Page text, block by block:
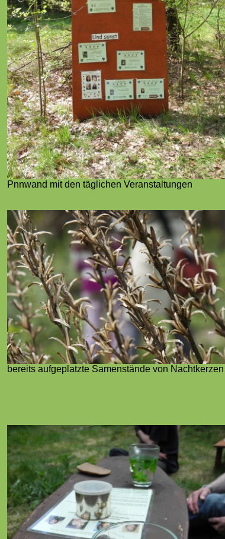
Pnnwand mit den täglichen Veranstaltungen
bereits aufgeplatzte Samenstände von Nachtkerzen